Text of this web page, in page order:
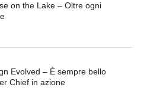
on the Lake – Oltre ogni
Evolved – È sempre bello
Chief in azione